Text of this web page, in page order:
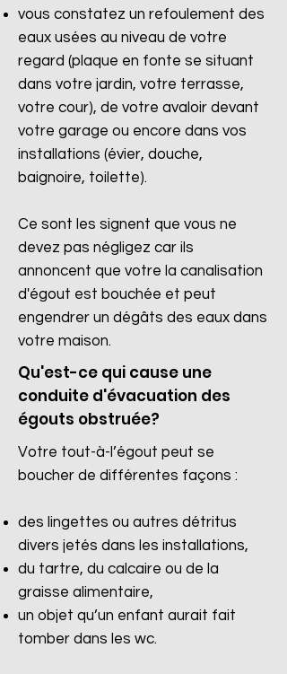
vous constatez un refoulement des
eaux usées au niveau de votre
regard (plaque en fonte se situant
dans votre jardin, votre terrasse,
votre cour), de votre avaloir devant
votre garage ou encore dans vos
installations (évier, douche,
baignoire, toilette).
Ce sont les signent que vous ne
devez pas négligez car ils
annoncent que votre la canalisation
d'égout est bouchée et peut
engendrer un dégâts des eaux dans
votre maison.
Qu'est-ce qui cause une
conduite d'évacuation des
égouts obstruée?
Votre tout-à-l’égout peut se
boucher de différentes façons :
des lingettes ou autres détritus
divers jetés dans les installations,
du tartre, du calcaire ou de la
graisse alimentaire,
un objet qu’un enfant aurait fait
tomber dans les wc.